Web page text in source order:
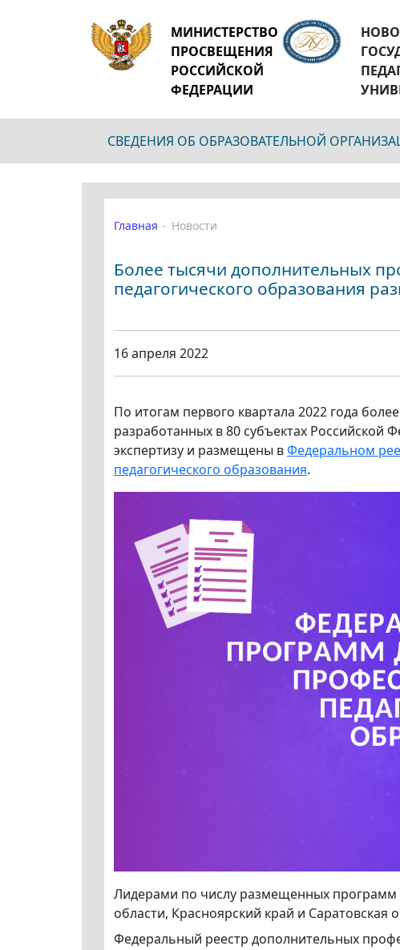
МИНИСТЕРСТВО
ПРОСВЕЩЕНИЯ
РОССИЙСКОЙ
ФЕДЕРАЦИИ
СВЕДЕНИЯ ОБ ОБРАЗОВАТЕЛЬНОЙ
Главная Новости
Более тысячи дополнительных
педагогического образования
16 апреля 2022
По итогам первого квартала 2022 года
разработанных в 80 субъектах
экспертизу и размещены вФедеральном
педагогического образования.
Лидерами по числу размещенных программ
области, Красноярский край и Саратовская
Федеральный реестр дополнительных